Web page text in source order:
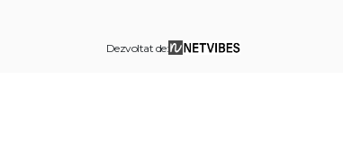
Dezvoltat de: